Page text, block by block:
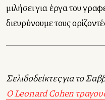
μιλήσει για έργα του
διευρύνουμε τους
Σελιδοδείκτες για το
Ο Leonard Cohen